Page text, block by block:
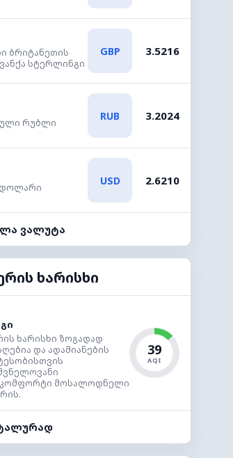
ბრიტანეთის
სტერლინგი
GBP 3.5216
რუბლი
RUB 3.2024
დოლარი
USD 2.6210
ვალუტა
ხარისხი
ხარისხი ზოგადად
და ადამიანების
მოსალოდნელი
39
AQI